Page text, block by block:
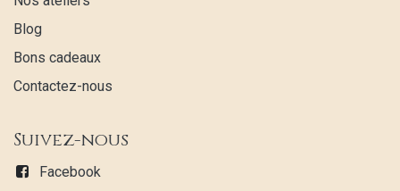
Blog
Bons cadeaux
Contactez-nous
Suivez-nous
Facebook